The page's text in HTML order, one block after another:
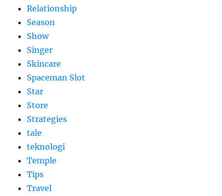
Relationship
Season
Show
Singer
Skincare
Spaceman Slot
Star
Store
Strategies
tale
teknologi
Temple
Tips
Travel